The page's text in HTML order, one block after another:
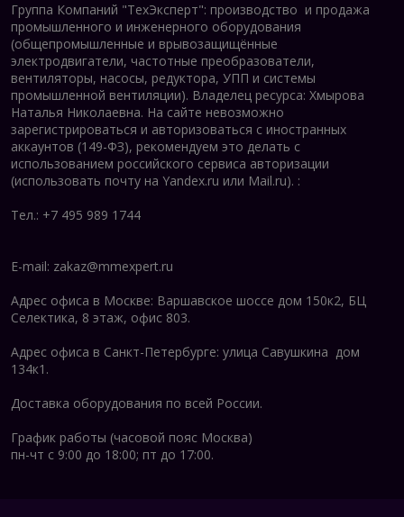
Группа Компаний "ТехЭксперт": производство и продажа
промышленного и инженерного оборудования
(общепромышленные и врывозащищённые
электродвигатели, частотные преобразователи,
вентиляторы, насосы, редуктора, УПП и системы
промышленной вентиляции). Владелец ресурса: Хмырова
Наталья Николаевна. На сайте невозможно
зарегистрироваться и авторизоваться с иностранных
аккаунтов (149-ФЗ), рекомендуем это делать с
использованием российского сервиса авторизации
(использовать почту на Yandex.ru или Mail.ru). :
Тел.: +7 495 989 1744
E-mail: zakaz@mmexpert.ru
Адрес офиса в Москве: Варшавское шоссе дом 150к2, БЦ
Селектика, 8 этаж, офис 803.
Адрес офиса в Санкт-Петербурге: улица Савушкина дом
134к1.
Доставка оборудования по всей России.
График работы (часовой пояс Москва)
пн-чт с 9:00 до 18:00; пт до 17:00.